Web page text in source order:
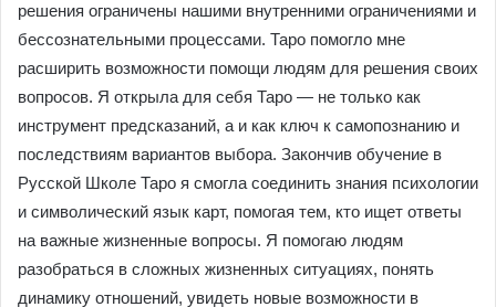
решения ограничены нашими внутренними ограничениями и
бессознательными процессами. Таро помогло мне
расширить возможности помощи людям для решения своих
вопросов. Я открыла для себя Таро — не только как
инструмент предсказаний, а и как ключ к самопознанию и
последствиям вариантов выбора. Закончив обучение в
Русской Школе Таро я смогла соединить знания психологии
и символический язык карт, помогая тем, кто ищет ответы
на важные жизненные вопросы. Я помогаю людям
разобраться в сложных жизненных ситуациях, понять
динамику отношений, увидеть новые возможности в